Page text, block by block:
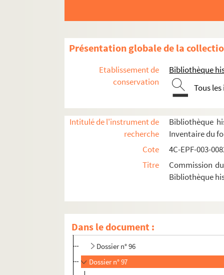
Présentation globale de la
Etablissement de
conservation
Bibliothèque
Tous
Intitulé de l'instrument de
recherche
Bibliothèque
Inventaire du
Cote
4C-EPF-003-
Titre
Commission
Bibliothèque
Dans le document :
Dossier n° 83
Dossier n° 85
Dossier n° 87
Dossier n° 88
Dossier n° 89
Dossier n° 93
Dossier n° 94
Dossier n° 95
Dossier n° 96
Dossier n° 97